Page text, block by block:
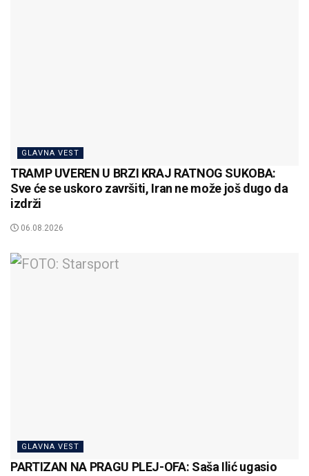
GLAVNA VEST
TRAMP UVEREN U BRZI KRAJ RATNOG SUKOBA:
Sve će se uskoro završiti, Iran ne može još dugo da
izdrži
06.08.2026
GLAVNA VEST
PARTIZAN NA PRAGU PLEJ-OFA: Saša Ilić ugasio